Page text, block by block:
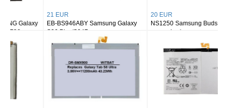
EB-BS946ABY Samsung Galaxy
S26 Plus/S947
NS1250 Samsung Buds 2/ buds 2